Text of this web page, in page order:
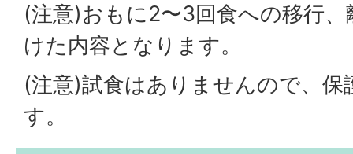
(注意)おもに2〜3回食への移行
けた内容となります。
(注意)試食はありませんので、
す。